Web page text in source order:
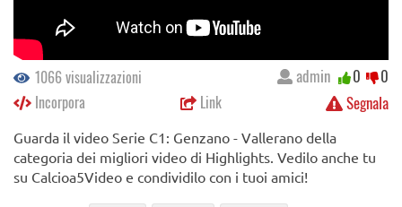
1066 visualizzazioni
Incorpora
Link Segnala
admin 0 0
Guarda il video Serie C1: Genzano - Vallerano della
categoria dei migliori video di Highlights. Vedilo anche tu
su Calcioa5Video e condividilo con i tuoi amici!